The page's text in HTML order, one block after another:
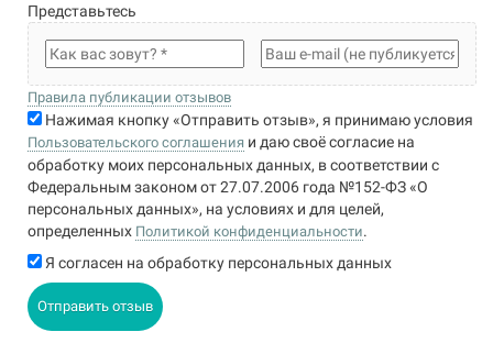
Представьтесь
Правила публикации отзывов
Нажимая кнопку «Отправить отзыв», я принимаю условия
Пользовательского соглашения и даю своё согласие на
обработку моих персональных данных, в соответствии с
Федеральным законом от 27.07.2006 года №152-ФЗ «О
персональных данных», на условиях и для целей,
определенных Политикой конфиденциальности.
Я согласен на обработку персональных данных
Отправить отзыв